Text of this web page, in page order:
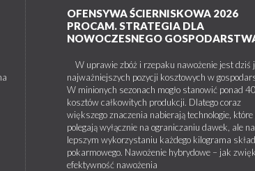
OFENSYWA ŚCIERNISKOWA 2026
PROCAM. STRATEGIA DLA
NOWOCZESNEGO
W uprawie zbóż i rzepaku nawożenie jest dziś
najważniejszych pozycji kosztowych w
W minionych sezonach mogło stanowić ponad
kosztów całkowitych produkcji. Dlatego coraz
większego znaczenia nabierają technologie, które
polegają wyłącznie na ograniczaniu dawek, ale na
lepszym wykorzystaniu każdego kilograma
pokarmowego. Nawożenie hybrydowe – jak
efektywność nawożenia